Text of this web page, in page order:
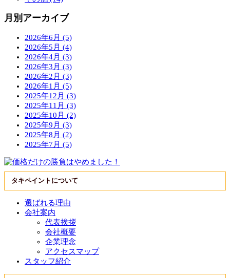
月別アーカイブ
2026年6月 (5)
2026年5月 (4)
2026年4月 (3)
2026年3月 (3)
2026年2月 (3)
2026年1月 (5)
2025年12月 (3)
2025年11月 (3)
2025年10月 (2)
2025年9月 (3)
2025年8月 (2)
2025年7月 (5)
タキペイントについて
選ばれる理由
会社案内
代表挨拶
会社概要
企業理念
アクセスマップ
スタッフ紹介